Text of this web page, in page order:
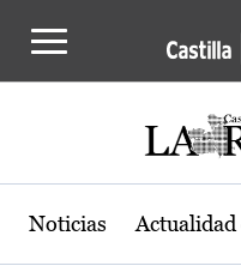
Actualidad de
Noticias